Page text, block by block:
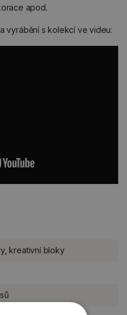
apod.
vyrábění s kolekcí ve videu:
kreativní bloky